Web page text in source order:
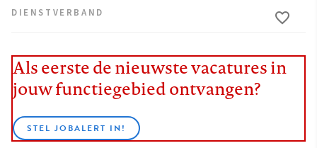
DIENSTVERBAND
Als eerste de nieuwste vacatures in
jouw functiegebied ontvangen?
STEL JOBALERT IN!